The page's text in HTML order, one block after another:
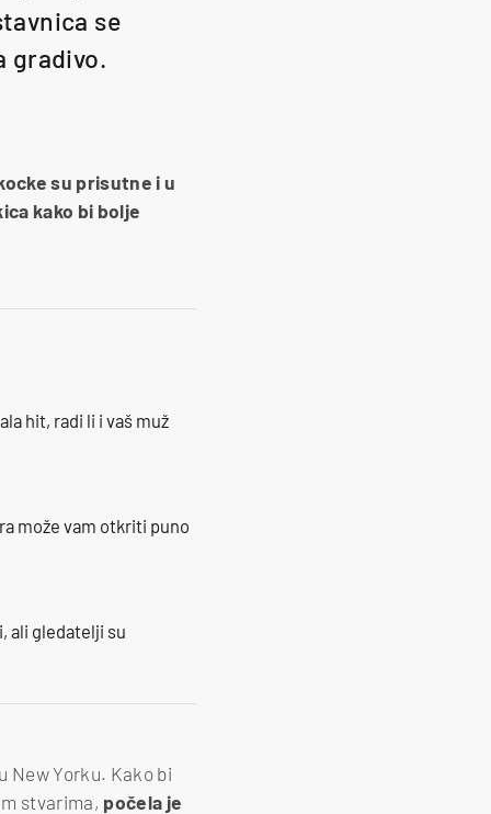
se
gradivo.
su prisutne i u
kako bi bolje
hit, radi li i vaš muž
može vam otkriti puno
ali gledatelji su
New Yorku. Kako bi
stvarima, počela je